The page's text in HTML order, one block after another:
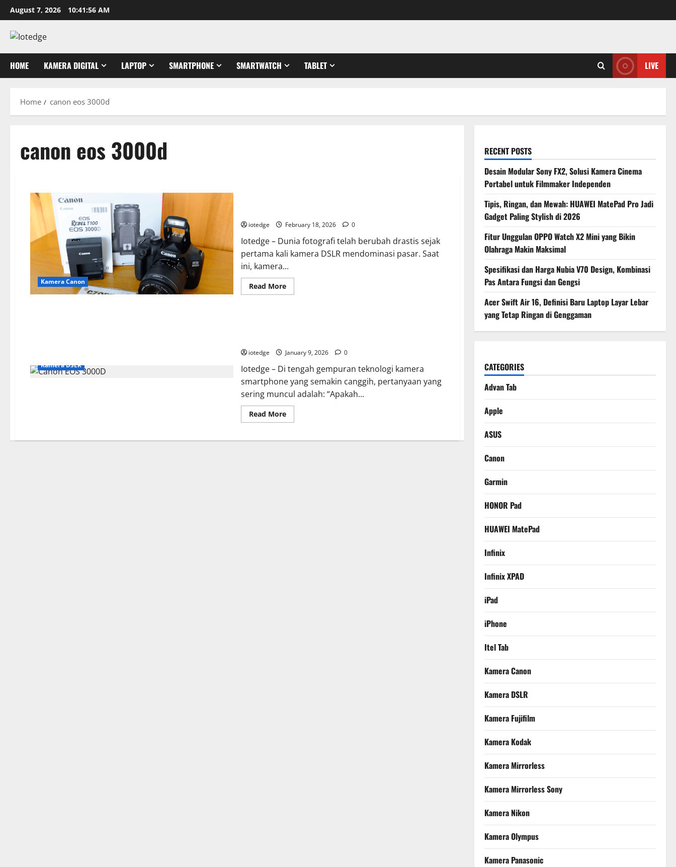
Skip
to
content
August 7, 2026 10:41:57 AM
HOME KAMERA DIGITAL LAPTOP SMARTPHONE SMARTWATCH TABLET LIVE
Home canon eos 3000d
canon eos 3000d
Kamera Canon
iotedge February 18, 2026 0
Iotedge – Dunia fotografi telah berubah drastis sejak
pertama kali kamera DSLR mendominasi pasar. Saat
ini, kamera...
Read MoreRead
more
Masih
Layakkah
Pemula?
Kamera DSLR
iotedge January 9, 2026 0
Iotedge – Di tengah gempuran teknologi kamera
smartphone yang semakin canggih, pertanyaan yang
sering muncul adalah: “Apakah...
Read MoreRead
more
Canon
RECENT POSTS
Desain Modular Sony FX2, Solusi Kamera Cinema
Portabel untuk Filmmaker Independen
Tipis, Ringan, dan Mewah: HUAWEI MatePad Pro Jadi
Gadget Paling Stylish di 2026
Fitur Unggulan OPPO Watch X2 Mini yang Bikin
Olahraga Makin Maksimal
Spesifikasi dan Harga Nubia V70 Design, Kombinasi
Pas Antara Fungsi dan Gengsi
Acer Swift Air 16, Definisi Baru Laptop Layar Lebar
yang Tetap Ringan di Genggaman
CATEGORIES
Advan Tab
Apple
ASUS
Canon
Garmin
HONOR Pad
HUAWEI MatePad
Infinix
Infinix XPAD
iPad
iPhone
Itel Tab
Kamera Canon
Kamera DSLR
Kamera Fujifilm
Kamera Kodak
Kamera Mirrorless
Kamera Mirrorless Sony
Kamera Nikon
Kamera Olympus
Kamera Panasonic